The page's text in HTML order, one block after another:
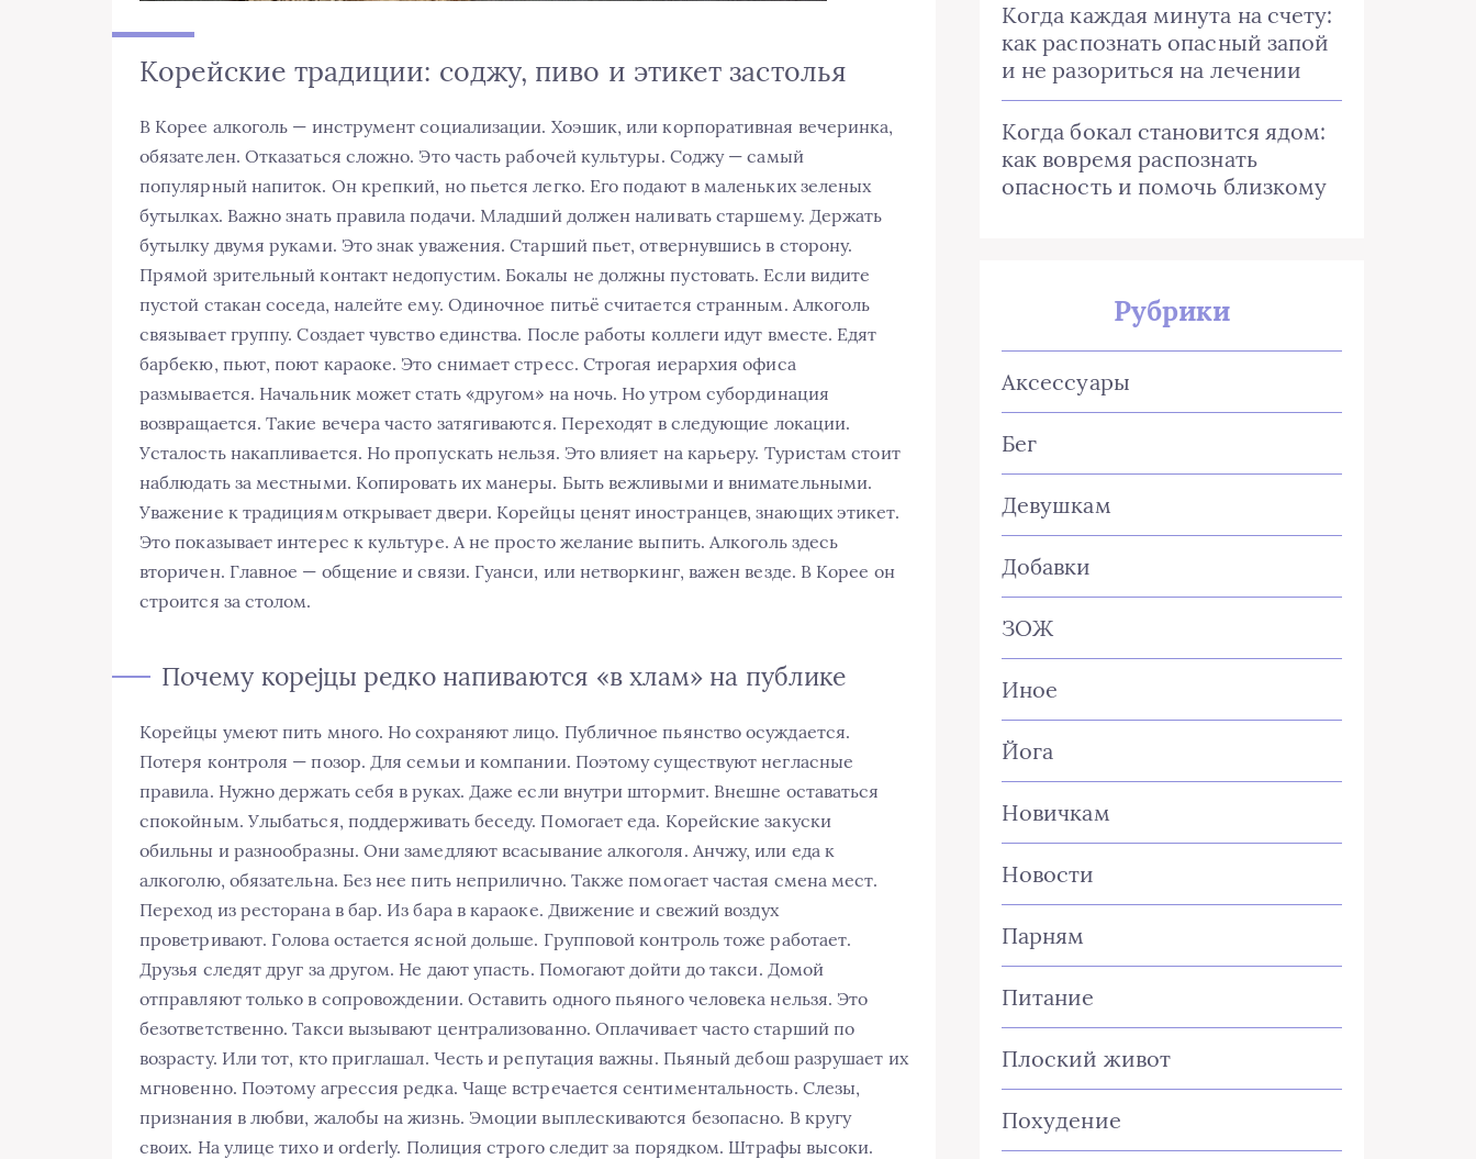
Корейские традиции: соджу, пиво и этикет застолья
В Корее алкоголь — инструмент социализации. Хоэшик, или корпоративная вечеринка,
обязателен. Отказаться сложно. Это часть рабочей культуры. Соджу — самый
популярный напиток. Он крепкий, но пьется легко. Его подают в маленьких зеленых
бутылках. Важно знать правила подачи. Младший должен наливать старшему. Держать
бутылку двумя руками. Это знак уважения. Старший пьет, отвернувшись в сторону.
Прямой зрительный контакт недопустим. Бокалы не должны пустовать. Если видите
пустой стакан соседа, налейте ему. Одиночное питьё считается странным. Алкоголь
связывает группу. Создает чувство единства. После работы коллеги идут вместе. Едят
барбекю, пьют, поют караоке. Это снимает стресс. Строгая иерархия офиса
размывается. Начальник может стать «другом» на ночь. Но утром субординация
возвращается. Такие вечера часто затягиваются. Переходят в следующие локации.
Усталость накапливается. Но пропускать нельзя. Это влияет на карьеру. Туристам стоит
наблюдать за местными. Копировать их манеры. Быть вежливыми и внимательными.
Уважение к традициям открывает двери. Корейцы ценят иностранцев, знающих этикет.
Это показывает интерес к культуре. А не просто желание выпить. Алкоголь здесь
вторичен. Главное — общение и связи. Гуанси, или нетворкинг, важен везде. В Корее он
строится за столом.
Почему корејцы редко напиваются «в хлам» на публике
Корейцы умеют пить много. Но сохраняют лицо. Публичное пьянство осуждается.
Потеря контроля — позор. Для семьи и компании. Поэтому существуют негласные
правила. Нужно держать себя в руках. Даже если внутри штормит. Внешне оставаться
спокойным. Улыбаться, поддерживать беседу. Помогает еда. Корейские закуски
обильны и разнообразны. Они замедляют всасывание алкоголя. Анчжу, или еда к
алкоголю, обязательна. Без нее пить неприлично. Также помогает частая смена мест.
Переход из ресторана в бар. Из бара в караоке. Движение и свежий воздух
проветривают. Голова остается ясной дольше. Групповой контроль тоже работает.
Друзья следят друг за другом. Не дают упасть. Помогают дойти до такси. Домой
отправляют только в сопровождении. Оставить одного пьяного человека нельзя. Это
безответственно. Такси вызывают централизованно. Оплачивает часто старший по
возрасту. Или тот, кто приглашал. Честь и репутация важны. Пьяный дебош разрушает их
мгновенно. Поэтому агрессия редка. Чаще встречается сентиментальность. Слезы,
признания в любви, жалобы на жизнь. Эмоции выплескиваются безопасно. В кругу
своих. На улице тихо и orderly. Полиция строго следит за порядком. Штрафы высоки.
Когда каждая минута на счету:
как распознать опасный запой
и не разориться на лечении
Когда бокал становится ядом:
как вовремя распознать
опасность и помочь близкому
Рубрики
Аксессуары
Бег
Девушкам
Добавки
ЗОЖ
Иное
Йога
Новичкам
Новости
Парням
Питание
Плоский живот
Похудение